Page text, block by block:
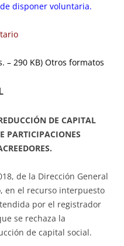
disponer voluntaria.
– 290 KB) Otros formatos
DE CAPITAL
PARTICIPACIONES
de la Dirección General
en el recurso interpuesto
por el registrador
se rechaza la
de capital social.